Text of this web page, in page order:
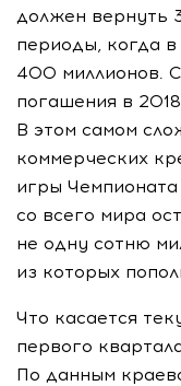
должен вернуть
периоды, когда
400 миллионов.
погашения в
В этом самом
коммерческих
игры
со всего мира
не одну сотню
из которых
Что касается
первого
По данным